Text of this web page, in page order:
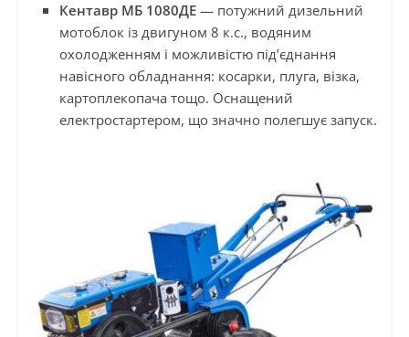
Кентавр МБ 1080ДЕ— потужний дизельний
мотоблок із двигуном 8 к.с., водяним
охолодженням і можливістю під’єднання
навісного обладнання: косарки, плуга, візка,
картоплекопача тощо. Оснащений
електростартером, що значно полегшує запуск.